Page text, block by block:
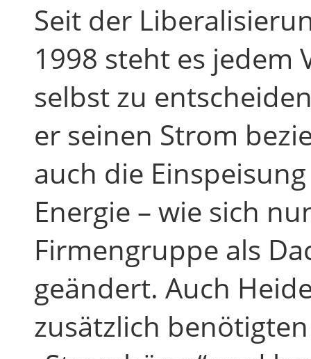
Seit der
1998 steht es jedem
selbst zu
er seinen Strom
auch die
Energie – wie sich
Firmengruppe als
geändert. Auch
zusätzlich